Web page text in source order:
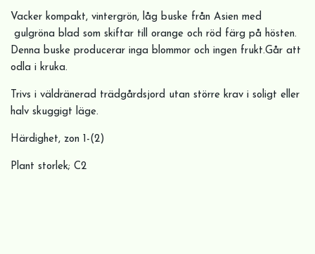
Vacker kompakt, vintergrön, låg buske från Asien med
gulgröna blad som skiftar till orange och röd färg på hösten.
Denna buske producerar inga blommor och ingen frukt.Går att
odla i kruka.
Trivs i väldränerad trädgårdsjord utan större krav i soligt eller
halv skuggigt läge.
Härdighet, zon 1-(2)
Plant storlek; C2